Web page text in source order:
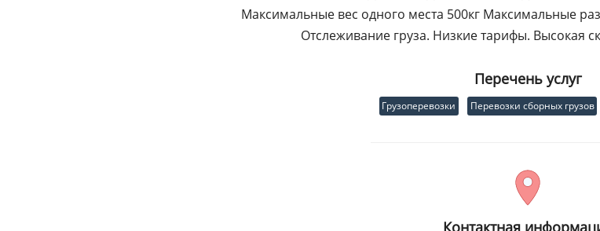
Максимальные вес одного места 500кг Максимальные
Отслеживание груза. Низкие тарифы. Высокая
Перечень услуг
Грузоперевозки Перевозки сборных грузов
Контактная